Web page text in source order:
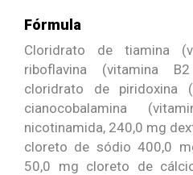
Fórmula
Cloridrato de tiamina
riboflavina (vitamina
cloridrato de piridoxina
cianocobalamina
nicotinamida, 240,0 mg
cloreto de sódio 400,0
50,0 mg cloreto de